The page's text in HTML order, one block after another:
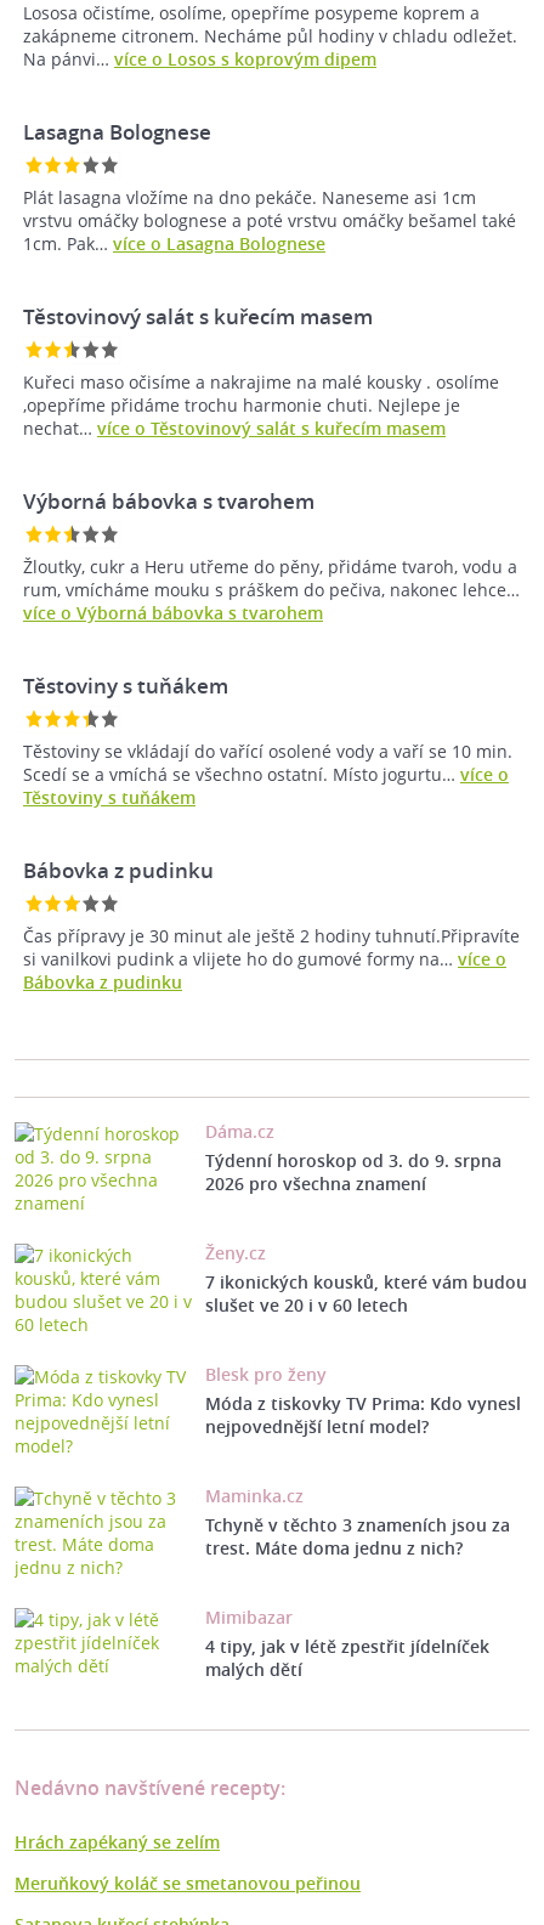
Lososa očistíme, osolíme, opepříme posypeme koprem a
zakápneme citronem. Necháme půl hodiny v chladu odležet.
Na pánvi… více o Losos s koprovým dipem
Lasagna Bolognese
Plát lasagna vložíme na dno pekáče. Naneseme asi 1cm
vrstvu omáčky bolognese a poté vrstvu omáčky bešamel také
1cm. Pak… více o Lasagna Bolognese
Těstovinový salát s kuřecím masem
Kuřeci maso očisíme a nakrajime na malé kousky . osolíme
,opepříme přidáme trochu harmonie chuti. Nejlepe je
nechat… více o Těstovinový salát s kuřecím masem
Výborná bábovka s tvarohem
Žloutky, cukr a Heru utřeme do pěny, přidáme tvaroh, vodu a
rum, vmícháme mouku s práškem do pečiva, nakonec lehce…
více o Výborná bábovka s tvarohem
Těstoviny s tuňákem
Těstoviny se vkládají do vařící osolené vody a vaří se 10 min.
Scedí se a vmíchá se všechno ostatní. Místo jogurtu… více o
Těstoviny s tuňákem
Bábovka z pudinku
Čas přípravy je 30 minut ale ještě 2 hodiny tuhnutí.Připravíte
si vanilkovi pudink a vlijete ho do gumové formy na… více o
Bábovka z pudinku
Dáma.cz
Týdenní horoskop od 3. do 9. srpna
2026 pro všechna znamení
Ženy.cz
7 ikonických kousků, které vám budou
slušet ve 20 i v 60 letech
Blesk pro ženy
Móda z tiskovky TV Prima: Kdo vynesl
nejpovednější letní model?
Maminka.cz
Tchyně v těchto 3 znameních jsou za
trest. Máte doma jednu z nich?
Mimibazar
4 tipy, jak v létě zpestřit jídelníček
malých dětí
Nedávno navštívené recepty:
Hrách zapékaný se zelím
Meruňkový koláč se smetanovou peřinou